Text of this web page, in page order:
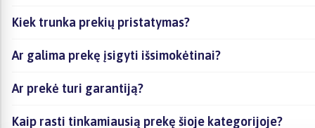
Kiek trunka prekių pristatymas?
Ar galima prekę įsigyti išsimokėtinai?
Ar prekė turi garantiją?
Kaip rasti tinkamiausią prekę šioje kategorijoje?